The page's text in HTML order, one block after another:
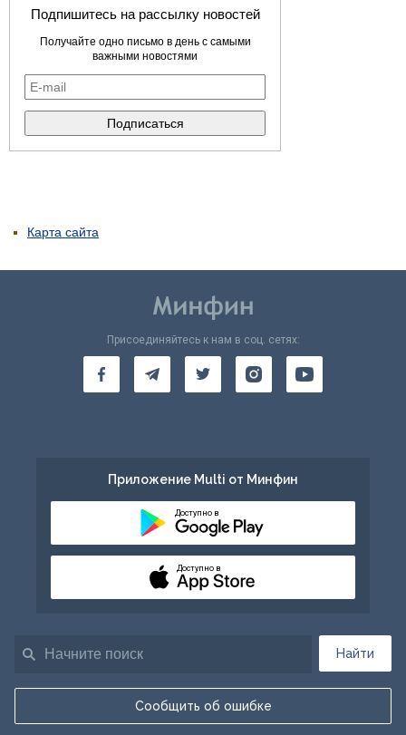
Подпишитесь на рассылку новостей
Получайте одно письмо в день с самыми
важными новостями
Карта сайта
Найти
Сообщить об ошибке
Присоединяйтесь к нам в соц. сетях:
Приложение Multi от Минфин
Доступно в
Доступно в